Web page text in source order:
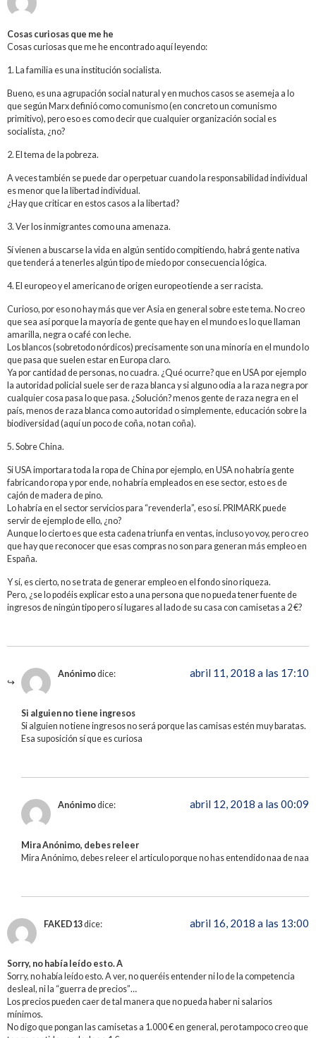
Cosas curiosas que me he
Cosas curiosas que me he encontrado aquí leyendo:
1. La familia es una institución socialista.
Bueno, es una agrupación social natural y en muchos casos se asemeja a lo
que según Marx definió como comunismo (en concreto un comunismo
primitivo), pero eso es como decir que cualquier organización social es
socialista, ¿no?
2. El tema de la pobreza.
A veces también se puede dar o perpetuar cuando la responsabilidad individual
es menor que la libertad individual.
¿Hay que criticar en estos casos a la libertad?
3. Ver los inmigrantes como una amenaza.
Sí vienen a buscarse la vida en algún sentido compitiendo, habrá gente nativa
que tenderá a tenerles algún tipo de miedo por consecuencia lógica.
4. El europeo y el americano de origen europeo tiende a ser racista.
Curioso, por eso no hay más que ver Asia en general sobre este tema. No creo
que sea así porque la mayoría de gente que hay en el mundo es lo que llaman
amarilla, negra o café con leche.
Los blancos (sobretodo nórdicos) precisamente son una minoría en el mundo lo
que pasa que suelen estar en Europa claro.
Ya por cantidad de personas, no cuadra. ¿Qué ocurre? que en USA por ejemplo
la autoridad policial suele ser de raza blanca y si alguno odia a la raza negra por
cualquier cosa pasa lo que pasa. ¿Solución? menos gente de raza negra en el
país, menos de raza blanca como autoridad o simplemente, educación sobre la
biodiversidad (aquí un poco de coña, no tan coña).
5. Sobre China.
Si USA importara toda la ropa de China por ejemplo, en USA no habría gente
fabricando ropa y por ende, no habría empleados en ese sector, esto es de
cajón de madera de pino.
Lo habría en el sector servicios para “revenderla”, eso sí. PRIMARK puede
servir de ejemplo de ello, ¿no?
Aunque lo cierto es que esta cadena triunfa en ventas, incluso yo voy, pero creo
que hay que reconocer que esas compras no son para generan más empleo en
España.
Y sí, es cierto, no se trata de generar empleo en el fondo sino riqueza.
Pero, ¿se lo podéis explicar esto a una persona que no pueda tener fuente de
ingresos de ningún tipo pero sí lugares al lado de su casa con camisetas a 2 €?
Anónimodice: abril 11, 2018 a las 17:10
Si alguien no tiene ingresos
Si alguien no tiene ingresos no será porque las camisas estén muy baratas.
Esa suposición sí que es curiosa
Anónimodice: abril 12, 2018 a las 00:09
Mira Anónimo, debes releer
Mira Anónimo, debes releer el articulo porque no has entendido naa de naa
FAKED13dice: abril 16, 2018 a las 13:00
Sorry, no había leído esto. A
Sorry, no había leído esto. A ver, no queréis entender ni lo de la competencia
desleal, ni la “guerra de precios”…
Los precios pueden caer de tal manera que no pueda haber ni salarios
mínimos.
No digo que pongan las camisetas a 1.000 € en general, pero tampoco creo que